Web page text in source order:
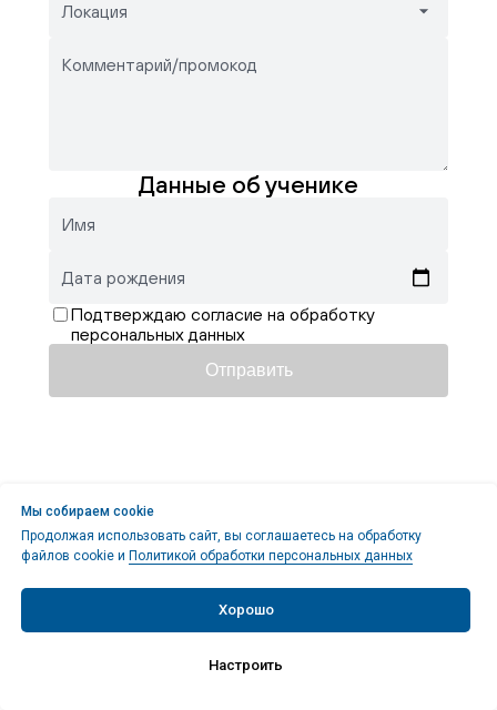
Локация
Комментарий/промокод
Данные об ученике
Имя
Дата рождения
Подтверждаю согласие на обработку
персональных данных
Отправить
Мы собираем cookie
Продолжая использовать сайт, вы соглашаетесь на обработку
файлов cookie и Политикой обработки персональных данных
Хорошо
Настроить